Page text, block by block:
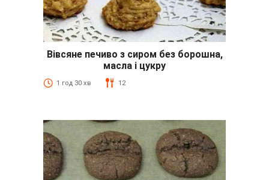
Вівсяне печиво з сиром без борошна,
масла і цукру
1 год 30 хв 12